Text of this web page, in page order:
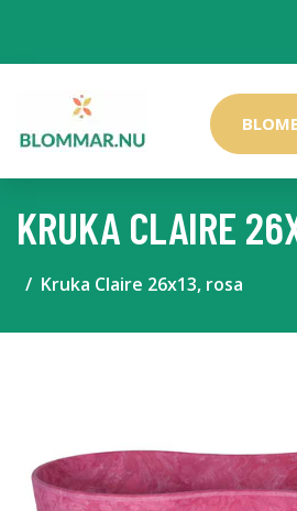
KRUKA CLAIRE
Kruka Claire 26x13, rosa